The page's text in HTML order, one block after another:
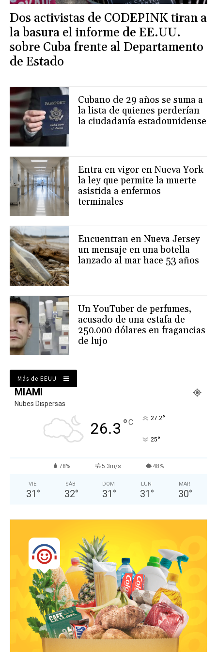
Dos activistas de CODEPINK tiran a
la basura el informe de EE.UU.
sobre Cuba frente al Departamento
de Estado
Cubano de 29 años se suma a
la lista de quienes perderían
la ciudadanía estadounidense
Entra en vigor en Nueva York
la ley que permite la muerte
asistida a enfermos
terminales
Encuentran en Nueva Jersey
un mensaje en una botella
lanzado al mar hace 53 años
Un YouTuber de perfumes,
acusado de una estafa de
250.000 dólares en fragancias
de lujo
Más de EEUU
MIAMI
Nubes Dispersas
26.3 °C 27.2°
25°
78% 5.3m/s 48%
VIE
31 °
SÁB
32°
DOM
31 °
LUN
31 °
MAR
30°